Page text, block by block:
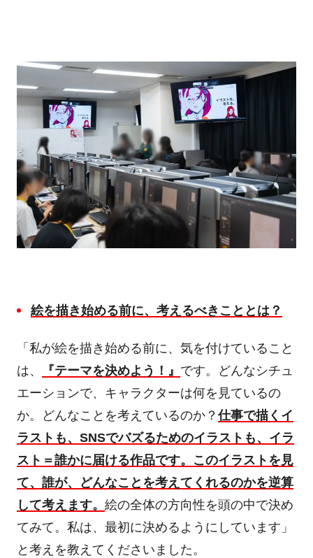
絵を描き始める前に、考えるべきこととは？
「私が絵を描き始める前に、気を付けていること
は、
『テーマを決めよう！』 です。どんなシチュ
エーションで、キャラクターは何を見ているの
か。どんなことを考えているのか？ 仕事で描くイ
ラストも、 SNSでバズるためのイラストも 、イラ
スト＝誰かに届ける作品です。このイラストを見
て、誰が、どんなことを考えてくれるのかを逆算
して考えます。 絵の全体の方向性を頭の中で決め
てみて。私は、最初に決めるようにしています」
と考えを教えてくださいました。